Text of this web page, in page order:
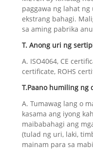
paggawa ng lahat
ekstrang bahagi.
sa aming pabrika
T. Anong uri ng
A. ISO4064, CE
certificate, ROHS
T.Paano humiling ng
A. Tumawag lang o
kasama ang iyong
maibabahagi ang
(tulad ng uri, laki,
mainam para sa